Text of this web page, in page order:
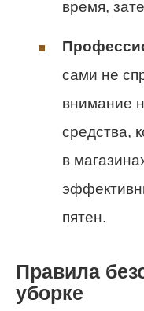
время,
сами не
внимание
средства,
в
пятен.
Правила
уборке